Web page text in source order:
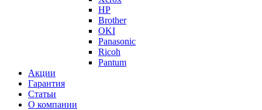
HP
Brother
OKI
Panasonic
Ricoh
Pantum
Акции
Гарантия
Статьи
О компании